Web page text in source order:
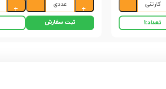
کارتنی
−
تعداد:1
+
عددی
−
+
ثبت سفارش